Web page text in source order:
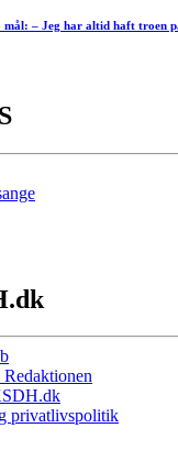
mål: – Jeg har altid haft troen
privatlivspolitik